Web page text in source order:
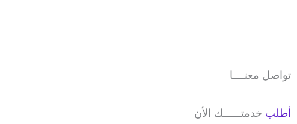
تواصل معنــــا
أطلب خدمتــــــك الأن